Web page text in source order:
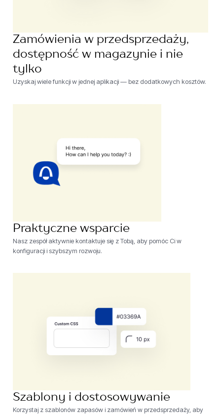
Zamówienia w przedsprzedaży,
dostępność w magazynie i nie
tylko
Uzyskaj wiele funkcji w jednej aplikacji — bez dodatkowych kosztów.
Praktyczne wsparcie
Nasz zespół aktywnie kontaktuje się z Tobą, aby pomóc Ci w
konfiguracji i szybszym rozwoju.
Szablony i dostosowywanie
Korzystaj z szablonów zapasów i zamówień w przedsprzedaży, aby